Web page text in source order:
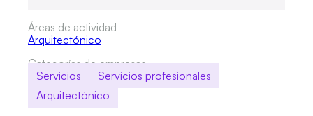
Áreas de actividad
Arquitectónico
Categorías de empresas
Servicios
Servicios profesionales
Arquitectónico